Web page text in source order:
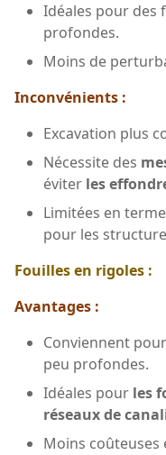
Idéales pour des
profondes.
Moins de
Inconvénients :
Excavation plus
Nécessite des
éviter les
Limitées en
pour les
Fouilles en rigoles :
Avantages :
Conviennent
peu profondes.
Idéales pour les
réseaux de
Moins coûteuses